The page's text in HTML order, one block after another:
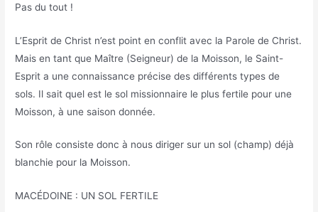
Pas du tout !
L’Esprit de Christ n’est point en conflit avec la Parole de Christ.
Mais en tant que Maître (Seigneur) de la Moisson, le Saint-
Esprit a une connaissance précise des différents types de
sols. Il sait quel est le sol missionnaire le plus fertile pour une
Moisson, à une saison donnée.
Son rôle consiste donc à nous diriger sur un sol (champ) déjà
blanchie pour la Moisson.
MACÉDOINE : UN SOL FERTILE